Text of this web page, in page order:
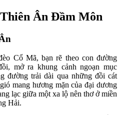
Ân Đầm Môn
Cổ Mã, bạn rẽ theo con đường
mở ra khung cảnh ngoạn mục
đường trải dài qua những đồi cát
mang hương mặn của đại dương
lạc giữa một xa lộ nên thơ ở miền
Hải.